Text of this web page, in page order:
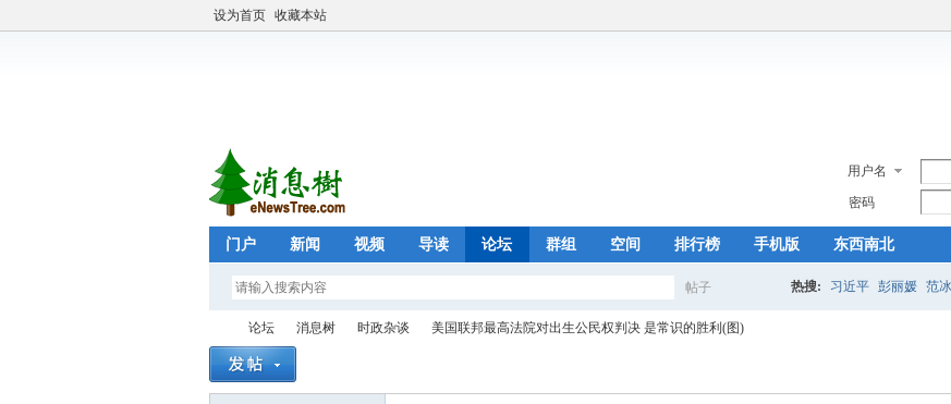
设为首页 收藏本站
用户名
密码
门户 新闻 视频 导读 论坛 群组 空间 排行榜 手机版 东西南北
帖子 热搜: 习近平 彭丽媛 范
论坛 消息树 时政杂谈 美国联邦最高法院对出生公民权判决 是常识的胜利(图)